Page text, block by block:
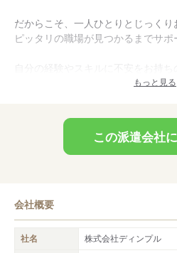
部割引対象外の店舗・ブランド・
条件は最寄りの営業所にお問合せく
だからこそ、一人ひとりとじっくり
ピッタリの職場が見つかるまでサポ
自分の経験やスキルに不安をお持ち
そんな方々の「可能性」を見つけ出
憧れのブランド・興味があった職種…
やりたかったお仕事ができるチャン
もっと見る
この派遣会社
会社概要
社名 株式会社ディンプル